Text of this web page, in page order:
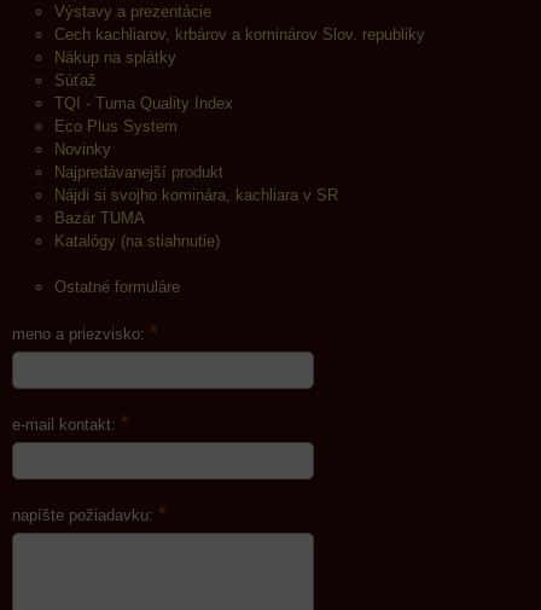
Výstavy a prezentácie
Cech kachliarov, krbárov a kominárov Slov. republiky
Nákup na splátky
Súťaž
TQI - Tuma Quality Index
Eco Plus System
Novinky
Najpredávanejší produkt
Nájdi si svojho kominára, kachliara v SR
Bazár TUMA
Katalógy (na stiahnutie)
Ostatné formuláre
meno a priezvisko: *
e-mail kontakt: *
napíšte požiadavku: *